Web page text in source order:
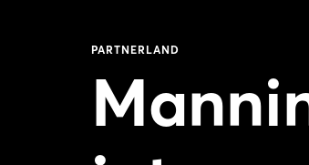
PARTNERLAND